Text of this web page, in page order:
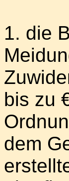
1. die
bis zu
dem